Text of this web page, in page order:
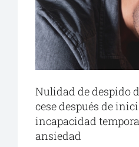
Nulidad de despido
cese después de
incapacidad
ansiedad